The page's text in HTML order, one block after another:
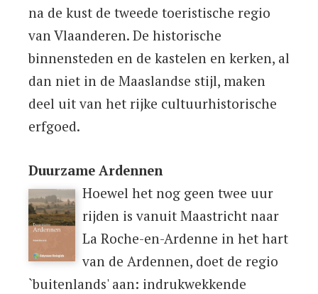
na de kust de tweede toeristische regio
van Vlaanderen. De historische
binnensteden en de kastelen en kerken, al
dan niet in de Maaslandse stijl, maken
deel uit van het rijke cultuurhistorische
erfgoed.
Duurzame Ardennen
Hoewel het nog geen twee uur
rijden is vanuit Maastricht naar
La Roche-en-Ardenne in het hart
van de Ardennen, doet de regio
`buitenlands' aan: indrukwekkende